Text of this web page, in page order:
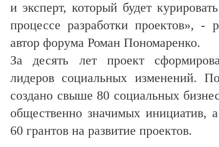
и эксперт, который будет
процессе разработки проектов», -
автор форума Роман Пономаренко.
За десять лет проект
лидеров социальных изменений.
создано свыше 80 социальных
общественно значимых инициатив,
60 грантов на развитие проектов.